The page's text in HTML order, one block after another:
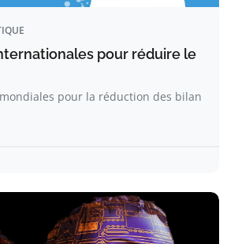
pour réduire le
mondiales pour la réduction des bilan